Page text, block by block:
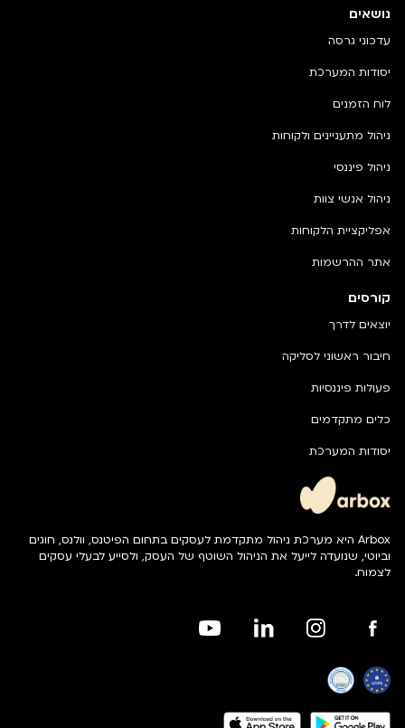
Arbox היא מערכת ניהול מתקדמת לעסקים בתחום הפיטנס, וולנס, חוגים
וביוטי, שנועדה לייעל את הניהול השוטף של העסק, ולסייע לבעלי עסקים
לצמוח.
קורסים
יוצאים לדרך
חיבור ראשוני לסליקה
פעולות פיננסיות
כלים מתקדמים
יסודות המערכת
נושאים
עדכוני גרסה
יסודות המערכת
לוח הזמנים
ניהול מתעניינים ולקוחות
ניהול פיננסי
ניהול אנשי צוות
אפליקציית הלקוחות
אתר ההרשמות